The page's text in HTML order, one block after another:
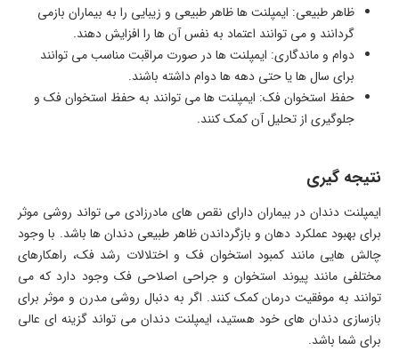
ظاهر طبیعی: ایمپلنت ها ظاهر طبیعی و زیبایی را به بیماران بازمی
گردانند و می توانند اعتماد به نفس آن ها را افزایش دهند.
دوام و ماندگاری: ایمپلنت ها در صورت مراقبت مناسب می توانند
برای سال ها یا حتی دهه ها دوام داشته باشند.
حفظ استخوان فک: ایمپلنت ها می توانند به حفظ استخوان فک و
جلوگیری از تحلیل آن کمک کنند.
نتیجه گیری
ایمپلنت دندان در بیماران دارای نقص های مادرزادی می تواند روشی موثر
برای بهبود عملکرد دهان و بازگرداندن ظاهر طبیعی دندان ها باشد. با وجود
چالش هایی مانند کمبود استخوان فک و اختلالات رشد فک، راهکارهای
مختلفی مانند پیوند استخوان و جراحی اصلاحی فک وجود دارد که می
توانند به موفقیت درمان کمک کنند. اگر به دنبال روشی مدرن و موثر برای
بازسازی دندان های خود هستید، ایمپلنت دندان می تواند گزینه ای عالی
برای شما باشد.